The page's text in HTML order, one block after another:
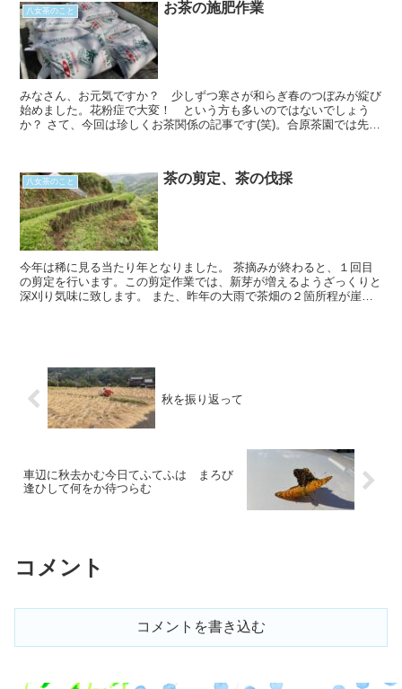
八女茶のこと お茶の施肥作業
みなさん、お元気ですか？ 少しずつ寒さが和らぎ春のつぼみが綻び
始めました。花粉症で大変！ という方も多いのではないでしょう
か？ さて、今回は珍しくお茶関係の記事です(笑)。合原茶園では先
八女茶のこと 茶の剪定、茶の伐採
今年は稀に見る当たり年となりました。 茶摘みが終わると、１回目
の剪定を行います。この剪定作業では、新芽が増えるようざっくりと
深刈り気味に致します。 また、昨年の大雨で茶畑の２箇所程が崖崩
秋を振り返って
車辺に秋去かむ今日てふてふは まろび
逢ひして何をか待つらむ
コメント
コメントを書き込む